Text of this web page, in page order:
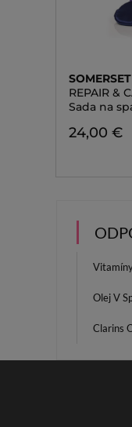
SOMERSET
REPAIR &
Sada na
24,00 €
Olej V
Clarins